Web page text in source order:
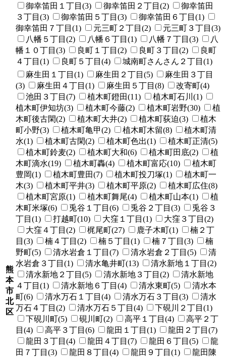
御幸笛田１丁目(3)
御幸笛田２丁目(2)
御幸笛田
３丁目(3)
御幸笛田５丁目(3)
御幸笛田６丁目(1)
御幸笛田７丁目(1)
元三町２丁目(2)
元三町３丁目(3)
八幡５丁目(2)
八幡６丁目(1) 八幡７丁目(3)
八
幡１０丁目(3)
良町１丁目(2) 良町３丁目(2)
良町
４丁目(1)
良町５丁目(4) 城南町さんさん２丁目(1)
熊
本
市
北
区
麻生田１丁目(1) 麻生田２丁目(5)
麻生田３丁目
(3)
麻生田４丁目(1) 麻生田５丁目(8)
改寄町(4)
池田３丁目(7)
植木町鐙田(11)
植木町石川(1)
植木町伊知坊(3)
植木町今藤(2) 植木町岩野(30)
植
木町後古閑(2)
植木町大井(2) 植木町荻迫(3)
植木
町小野(3)
植木町亀甲(2) 植木町木留(8)
植木町清
水(1)
植木町古閑(2) 植木町色出(1)
植木町正清(5)
植木町鈴麦(2)
植木町大和(6) 植木町田底(2)
植
木町滴水(19)
植木町轟(4) 植木町富応(10)
植木町
豊岡(1)
植木町豊田(7) 植木町投刀塚(1)
植木町一
木(3)
植木町平井(3) 植木町平原(2)
植木町広住(8)
植木町宮原(1)
植木町舞尾(4) 植木町山本(1)
植
木町米塚(6)
兎谷１丁目(6) 兎谷２丁目(3)
兎谷３
丁目(1)
打越町(10) 大窪１丁目(1)
大窪３丁目(2)
大窪４丁目(2)
梶尾町(27) 鹿子木町(1)
楠２丁
目(3)
楠４丁目(2) 楠５丁目(1) 楠７丁目(3)
楠
野町(5)
清水岩倉１丁目(7) 清水岩倉２丁目(5)
清
水岩倉３丁目(1)
清水亀井町(13)
清水新地１丁目(2)
清水新地２丁目(5)
清水新地３丁目(2)
清水新地
４丁目(1)
清水新地６丁目(4) 清水東町(5)
清水本
町(6)
清水万石１丁目(4) 清水万石３丁目(3)
清水
万石４丁目(2)
清水万石５丁目(4)
下硯川２丁目(1)
下硯川町(5)
硯川町(2) 高平１丁目(4)
高平２丁
目(4)
高平３丁目(6) 龍田１丁目(1)
龍田２丁目(7)
龍田３丁目(4)
龍田４丁目(7) 龍田６丁目(5)
龍
田７丁目(3)
龍田８丁目(4) 龍田９丁目(1)
龍田陳